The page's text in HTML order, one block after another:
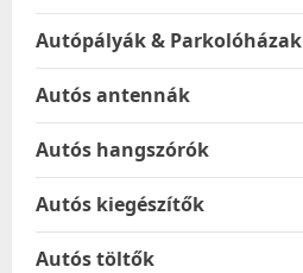
Autópályák & Parkolóházak
Autós antennák
Autós hangszórók
Autós kiegészítők
Autós töltők